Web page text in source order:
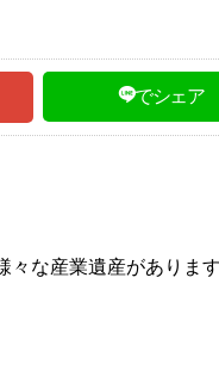
でシェア
々な産業遺産がありま